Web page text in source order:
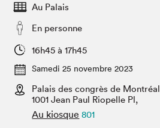
Espace exposant⋅e⋅s
Espace enseignant·e·s
Espace médias
SLM PRO
Salon dans la ville et en ligne
Projets partenaires
Au Palais
En personne
16h45 à 17h45
Samedi 25 novembre 2023
Palais des congrès de Montréal
1001 Jean Paul Riopelle Pl,
Au kiosque 801